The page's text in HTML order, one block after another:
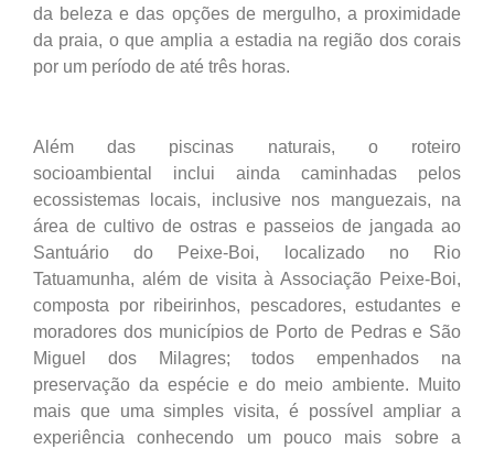
da beleza e das opções de mergulho, a proximidade
da praia, o que amplia a estadia na região dos corais
por um período de até três horas.
Além das piscinas naturais, o roteiro
socioambiental inclui ainda caminhadas pelos
ecossistemas locais, inclusive nos manguezais, na
área de cultivo de ostras e passeios de jangada ao
Santuário do Peixe-Boi, localizado no Rio
Tatuamunha, além de visita à Associação Peixe-Boi,
composta por ribeirinhos, pescadores, estudantes e
moradores dos municípios de Porto de Pedras e São
Miguel dos Milagres; todos empenhados na
preservação da espécie e do meio ambiente. Muito
mais que uma simples visita, é possível ampliar a
experiência conhecendo um pouco mais sobre a